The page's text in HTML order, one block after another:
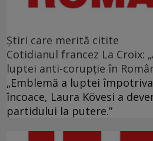
Ştiri care merită citite
Cotidianul francez La Croix:
luptei anti-corupţie în
„Emblemă a luptei
încoace, Laura Kövesi a
partidului la putere.”